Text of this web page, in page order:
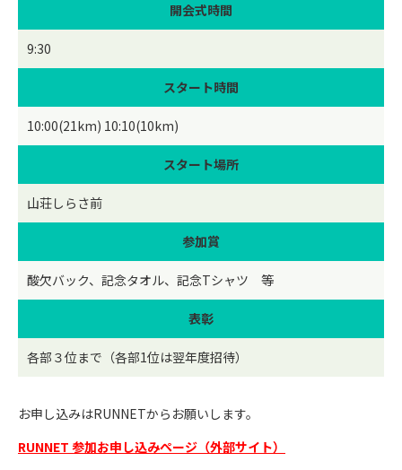
開会式時間
9:30
スタート時間
10:00(21km) 10:10(10km)
スタート場所
山荘しらさ前
参加賞
酸欠バック、記念タオル、記念Tシャツ 等
表彰
各部３位まで（各部1位は翌年度招待）
お申し込みはRUNNETからお願いします。
RUNNET 参加お申し込みページ（外部サイト）